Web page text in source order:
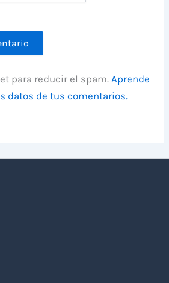
para reducir el spam.Aprende
datos de tus comentarios.